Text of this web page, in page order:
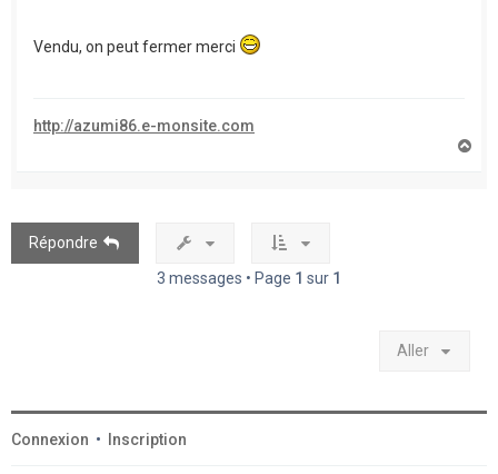
Vendu, on peut fermer merci
http://azumi86.e-monsite.com
Répondre
3 messages • Page 1 sur 1
Aller
Connexion • Inscription